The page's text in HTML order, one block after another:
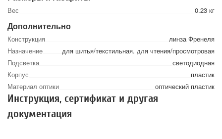
Вес 0.23 кг
Дополнительно
Конструкция
линза Френеля
Назначение
для шитья/текстильная. для чтения/просмотровая
Подсветка
светодиодная
Корпус
пластик
Материал оптики
оптический пластик
Инструкция, сертификат и другая
документация